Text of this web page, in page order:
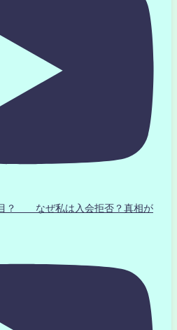
？ なぜ私は入会拒否？真相が